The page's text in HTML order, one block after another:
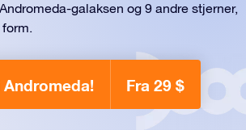
galaksen og 9 andre stjerner,
Andromeda! Fra 29 $